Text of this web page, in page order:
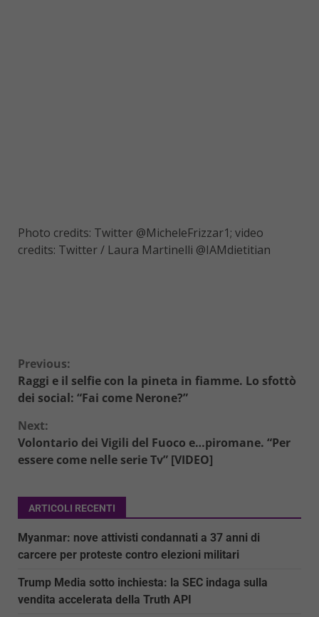
Photo credits: Twitter @MicheleFrizzar1; video
credits: Twitter / Laura Martinelli @IAMdietitian
Continue
Reading
Previous:
Raggi e il selfie con la pineta in fiamme. Lo sfottò
dei social: “Fai come Nerone?”
Next:
Volontario dei Vigili del Fuoco e…piromane. “Per
essere come nelle serie Tv” [VIDEO]
ARTICOLI RECENTI
Myanmar: nove attivisti condannati a 37 anni di
carcere per proteste contro elezioni militari
Trump Media sotto inchiesta: la SEC indaga sulla
vendita accelerata della Truth API